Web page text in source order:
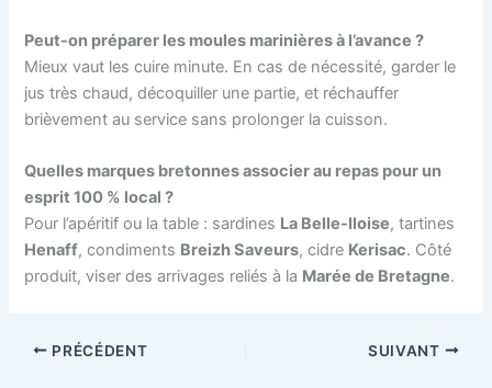
Peut-on préparer les moules marinières à l’avance ?
Mieux vaut les cuire minute. En cas de nécessité, garder le
jus très chaud, décoquiller une partie, et réchauffer
brièvement au service sans prolonger la cuisson.
Quelles marques bretonnes associer au repas pour un
esprit 100 % local ?
Pour l’apéritif ou la table : sardines La Belle-Iloise, tartines
Henaff, condiments Breizh Saveurs, cidre Kerisac. Côté
produit, viser des arrivages reliés à la Marée de Bretagne.
PRÉCÉDENT SUIVANT